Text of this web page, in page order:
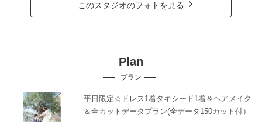
このスタジオのフォトを見る
Plan
プラン
平日限定☆ドレス1着タキシード1着＆ヘアメイク
＆全カットデータプラン(全データ150カット付）